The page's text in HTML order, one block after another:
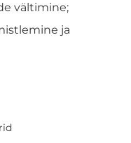
vältimine;
ja